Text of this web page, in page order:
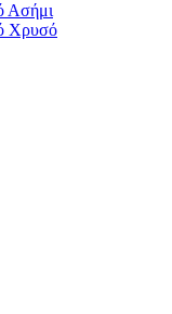
Ασήμι
Χρυσό